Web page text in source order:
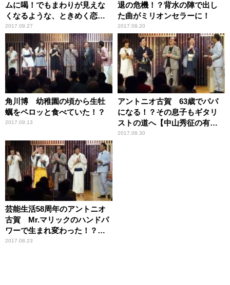
ムに喝！でもまわりが見えな
くなるような、ときめく恋を
私もしたい
2017.09.27
退の危機！？背水の陣で出し
た曲がミリオンセラーに！
2017.09.20
角川博 幼稚園の頃から生牡
蠣をペロッと食べていた！？
2017.09.13
アントニオ古賀 63歳でパパ
になる！？その息子もギタリ
ストの道へ【中山秀征の有楽
町で逢いまSHOW♪】
2017.08.30
芸能生活58周年のアントニオ
古賀 Mr.マリックのハンドパ
ワーで生まれ変わった！？
【中山秀征の有楽町で逢いま
2017.08.23